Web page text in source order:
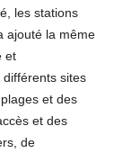
les stations
ajouté la même
et
différents sites
et des
et des
de